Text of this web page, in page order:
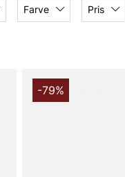
Farve Pris
-79%